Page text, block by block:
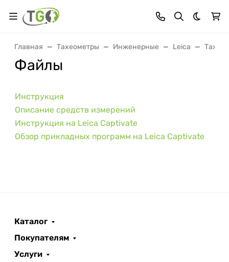
Темная
Главная Тахеометры Инженерные Leica
Файлы
Инструкция
Описание средств измерений
Инструкция на Leica Captivate
Обзор прикладных программ на Leica Captivate
Каталог
Покупателям
Услуги